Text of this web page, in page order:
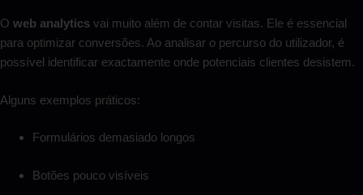
O web analytics vai muito além de contar visitas. Ele é essencial
para optimizar conversões. Ao analisar o percurso do utilizador, é
possível identificar exactamente onde potenciais clientes desistem.
Alguns exemplos práticos:
Formulários demasiado longos
Botões pouco visíveis